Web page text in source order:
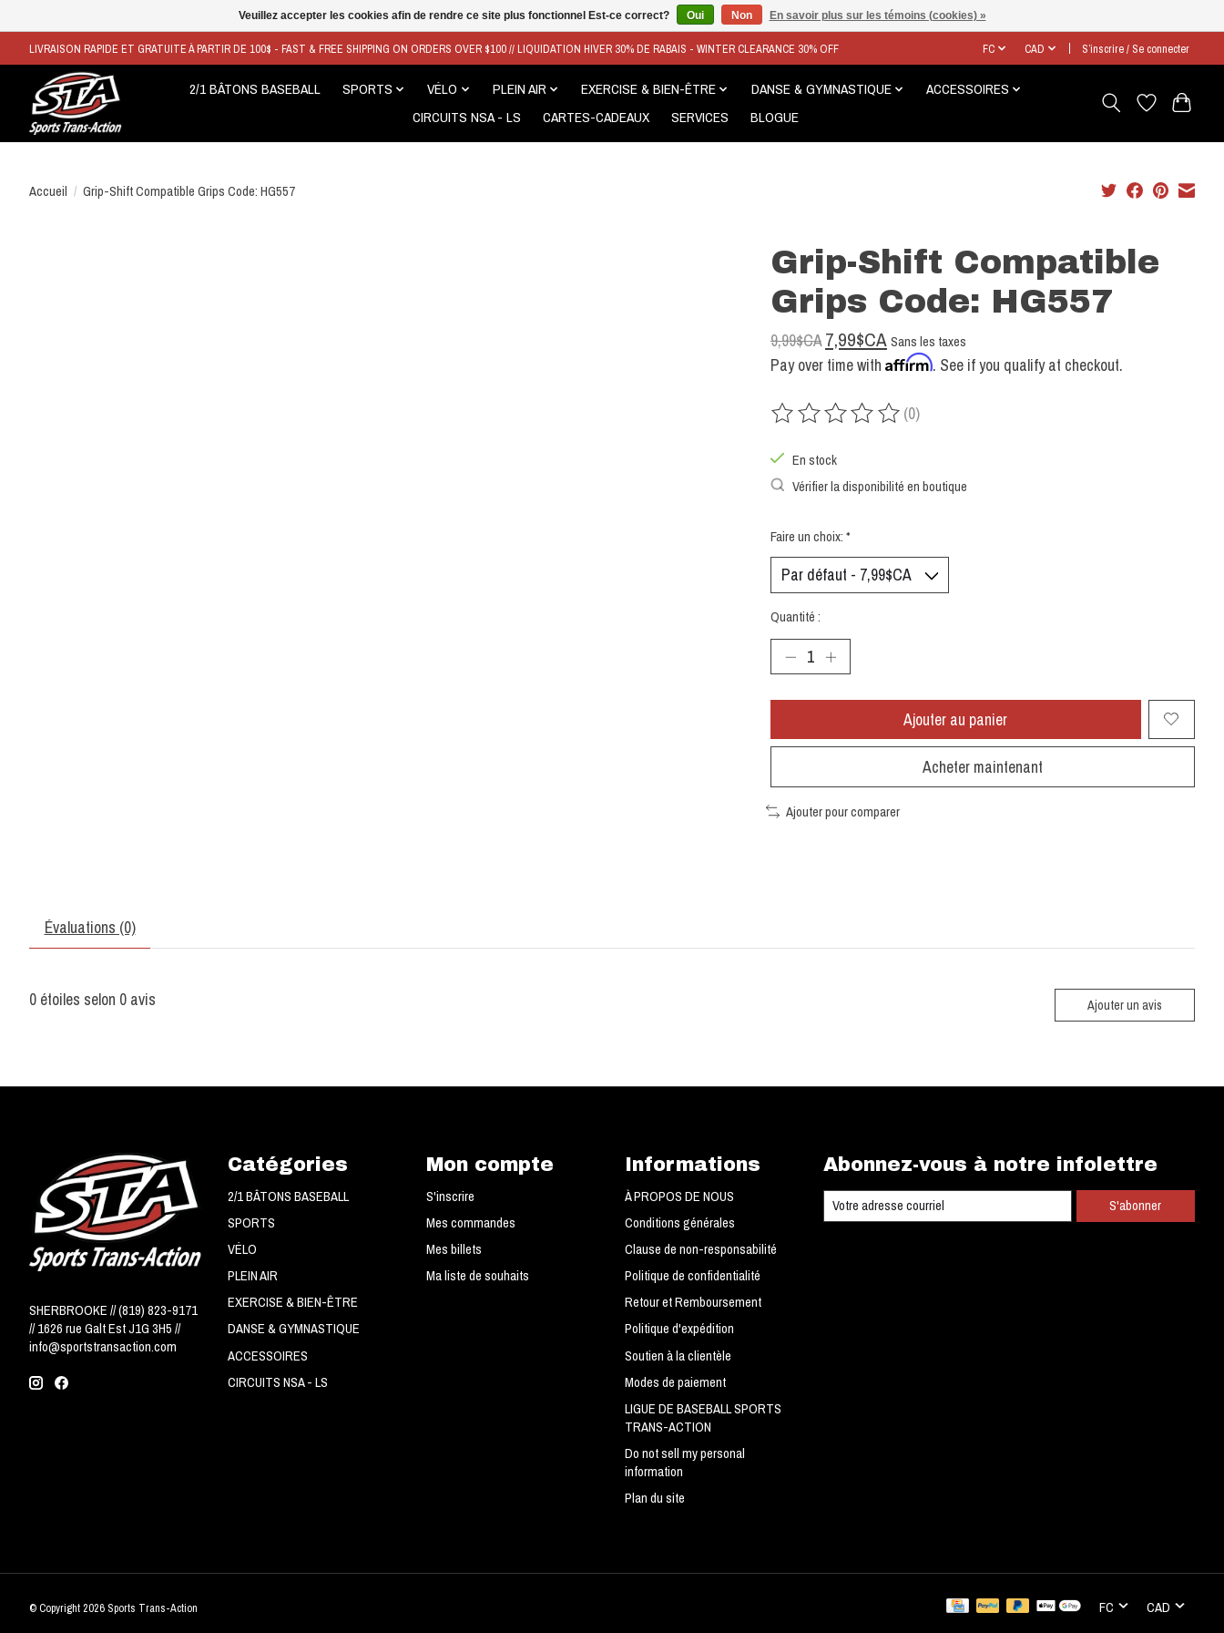
LIVRAISON RAPIDE ET GRATUITE À PARTIR DE 100$ - FAST & FREE SHIPPING ON ORDERS OVER $100 // LIQUIDATION HIVER 30% DE RABAIS - WINTER CLEARANCE 30% OFF FC CAD S’inscrire / Se connecter
2/1 BÂTONS BASEBALL SPORTS VÉLO PLEIN AIR EXERCISE & BIEN-ÊTRE DANSE & GYMNASTIQUE
ACCESSOIRES
CIRCUITS NSA - LS
CARTES-CADEAUX SERVICES BLOGUE
Accueil / Grip-Shift Compatible Grips Code: HG557
Grip-Shift Compatible
Grips Code: HG557
9,99$CA 7,99$CA Sans les taxes
Pay over time with Affirm. See if you qualify at checkout.
Ce produit est évalué à0
(0)
En stock
Vérifier la disponibilité en boutique
Faire un choix: *
Quantité :
Ajouter au panier
Acheter maintenant
Ajouter pour comparer
Évaluations (0)
0 étoiles selon 0 avis Ajouter un avis
SHERBROOKE // (819) 823-9171
// 1626 rue Galt Est J1G 3H5 //
info@sportstransaction.com
Catégories
2/1 BÂTONS BASEBALL
SPORTS
VÉLO
PLEIN AIR
EXERCISE & BIEN-ÊTRE
DANSE & GYMNASTIQUE
ACCESSOIRES
CIRCUITS NSA - LS
Mon compte
S'inscrire
Mes commandes
Mes billets
Ma liste de souhaits
Informations
À PROPOS DE NOUS
Conditions générales
Clause de non-responsabilité
Politique de confidentialité
Retour et Remboursement
Politique d'expédition
Soutien à la clientèle
Modes de paiement
LIGUE DE BASEBALL SPORTS
TRANS-ACTION
Do not sell my personal
information
Plan du site
Abonnez-vous à notre infolettre
S'abonner
© Copyright 2026 Sports Trans-Action FC CAD
Veuillez accepter les cookies afin de rendre ce site plus fonctionnel Est-ce correct? Oui Non En savoir plus sur les témoins (cookies) »